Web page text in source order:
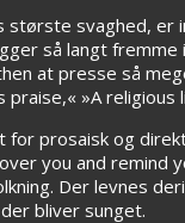
største svaghed,
så langt
at presse så
praise,« »A
prosaisk og
you and
Der levnes
bliver sunget.